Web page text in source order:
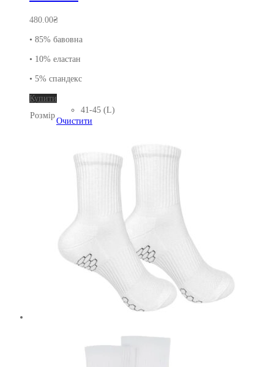
480.00₴
• 85% бавовна
• 10% еластан
• 5% спандекс
Купити
товар
має
Параметри
можна
Розмір
41-45 (L)
Очистити